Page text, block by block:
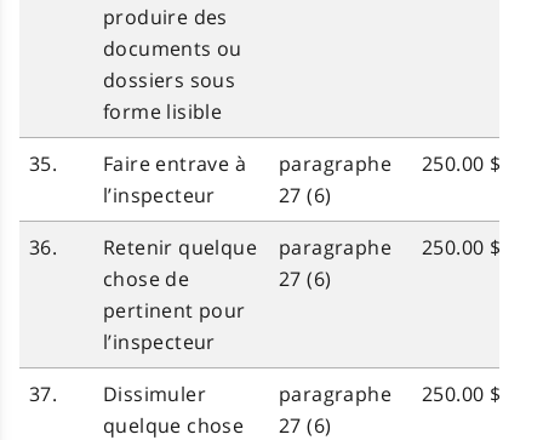
produire des
documents ou
dossiers sous
forme lisible
35.
Faire entrave à
l’inspecteur
paragraphe
27 (6)
250.00 $
36.
Retenir quelque
chose de
pertinent pour
l’inspecteur
paragraphe
27 (6)
250.00 $
37.
Dissimuler
quelque chose
paragraphe
27 (6)
250.00 $